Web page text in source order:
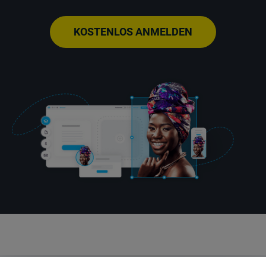
KOSTENLOS ANMELDEN